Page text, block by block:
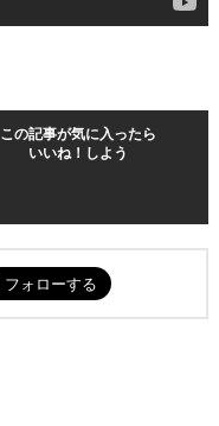
この記事が気に入ったら
いいね！しよう